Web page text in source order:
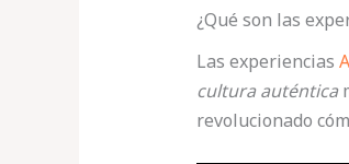
¿Qué son las
Las experiencias
cultura auténtica
revolucionado